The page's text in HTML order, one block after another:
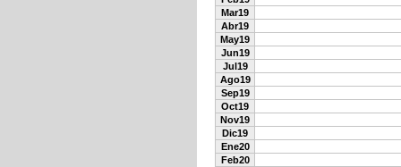
Mar19
Abr19
May19
Jun19
Jul19
Ago19
Sep19
Oct19
Nov19
Dic19
Ene20
Feb20